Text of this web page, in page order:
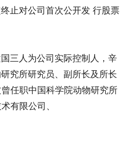
止对公司首次公开发 行股票
三人为公司实际控制人，辛
究所研究员、副所长及所长
任职中国科学院动物研究所
有限公司、